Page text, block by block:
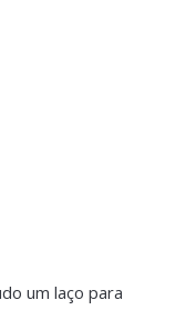
um laço para